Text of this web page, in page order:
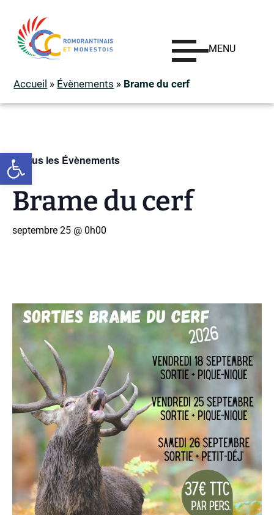
Ouvrir la barre d’outils
MENU
Accueil » Évènements » Brame du cerf
« Tous les Évènements
Brame du cerf
septembre 25 @ 0h00